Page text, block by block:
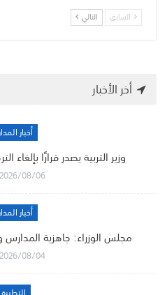
السابق التالي
أخر الأخبار
أخبار
وزير التربية يصدر قرارًا
2026/08/06
أخبار
مجلس الوزراء: جاهزية
2026/08/04